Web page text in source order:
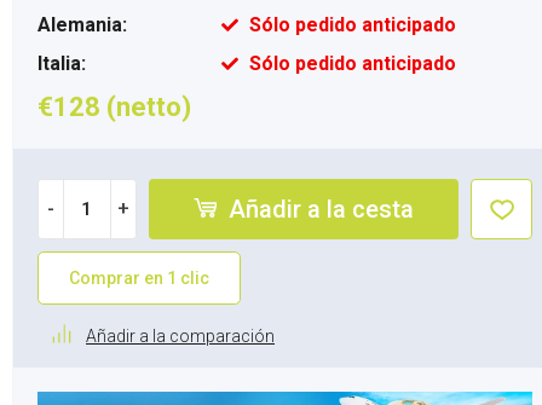
Alemania:
Sólo pedido anticipado
Italia:
Sólo pedido anticipado
€128 (netto)
- + Añadir a la cesta
Comprar en 1 clic
Añadir a la comparación